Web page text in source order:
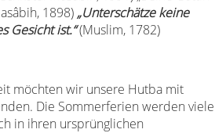
1898) „Unterschätze keine
Gesicht ist.“(Muslim, 1782)
möchten wir unsere Hutba mit
Die Sommerferien werden viele
in ihren ursprünglichen